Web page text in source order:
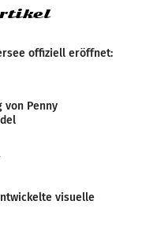
offiziell eröffnet:
von Penny
visuelle